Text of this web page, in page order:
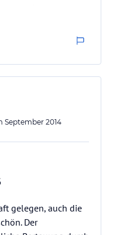
ein Tip für eine
ein Restaurant.
September 2014
gelegen, auch die
Der